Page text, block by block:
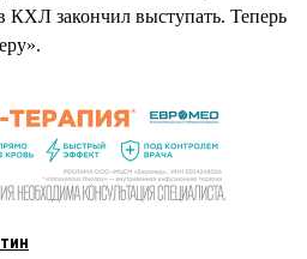
закончил выступать. Теперь